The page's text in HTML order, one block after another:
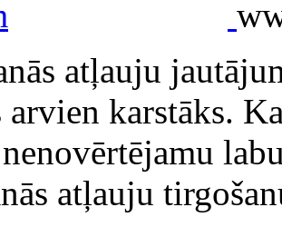
atļauju
karstāks.
atļauju